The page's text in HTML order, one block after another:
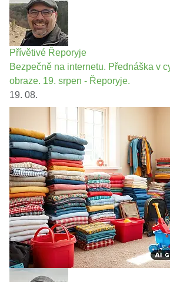
Přívětivé Řeporyje
Bezpečně na internetu. Přednáška v
obraze. 19. srpen - Řeporyje.
19. 08.